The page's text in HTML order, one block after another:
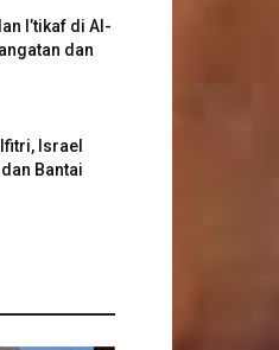
I’tikaf di Al-
dan
Israel
Bantai